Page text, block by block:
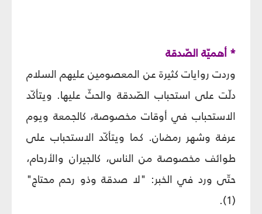
* أهميّة الصّدقة
وردت روايات كثيرة عن المعصومين عليهم السلام
دلّت على استحباب الصّدقة والحثّ عليها. ويتأكّد
الاستحباب في أوقات مخصوصة، كالجمعة ويوم
عرفة وشهر رمضان. كما ويتأكّد الاستحباب على
طوائف مخصوصة من الناس، كالجيران والأرحام،
حتّى ورد في الخبر: "لا صدقة وذو رحم محتاج"
(1).